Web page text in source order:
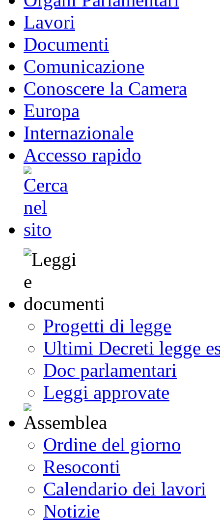
Lavori
Documenti
Comunicazione
Conoscere la Camera
Europa
Internazionale
Accesso rapido
Progetti di legge
Ultimi Decreti legge
Doc parlamentari
Leggi approvate
Ordine del giorno
Resoconti
Calendario dei lavori
Notizie